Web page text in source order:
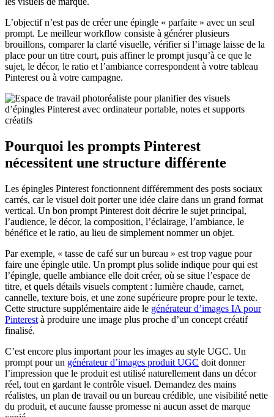
L’objectif n’est pas de créer une épingle « parfaite » avec un seul
prompt. Le meilleur workflow consiste à générer plusieurs
brouillons, comparer la clarté visuelle, vérifier si l’image laisse de la
place pour un titre court, puis affiner le prompt jusqu’à ce que le
sujet, le décor, le ratio et l’ambiance correspondent à votre tableau
Pinterest ou à votre campagne.
Pourquoi les prompts Pinterest
nécessitent une structure différente
Les épingles Pinterest fonctionnent différemment des posts sociaux
carrés, car le visuel doit porter une idée claire dans un grand format
vertical. Un bon prompt Pinterest doit décrire le sujet principal,
l’audience, le décor, la composition, l’éclairage, l’ambiance, le
bénéfice et le ratio, au lieu de simplement nommer un objet.
Par exemple, « tasse de café sur un bureau » est trop vague pour
faire une épingle utile. Un prompt plus solide indique pour qui est
l’épingle, quelle ambiance elle doit créer, où se situe l’espace de
titre, et quels détails visuels comptent : lumière chaude, carnet,
cannelle, texture bois, et une zone supérieure propre pour le texte.
Cette structure supplémentaire aide le générateur d’images IA pour
Pinterest à produire une image plus proche d’un concept créatif
finalisé.
C’est encore plus important pour les images au style UGC. Un
prompt pour un générateur d’images produit UGC doit donner
l’impression que le produit est utilisé naturellement dans un décor
réel, tout en gardant le contrôle visuel. Demandez des mains
réalistes, un plan de travail ou un bureau crédible, une visibilité nette
du produit, et aucune fausse promesse ni aucun asset de marque